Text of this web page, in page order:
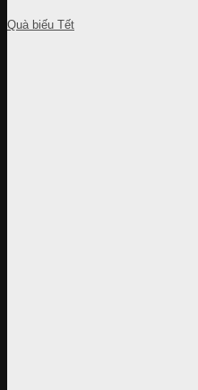
Quà biếu Tết